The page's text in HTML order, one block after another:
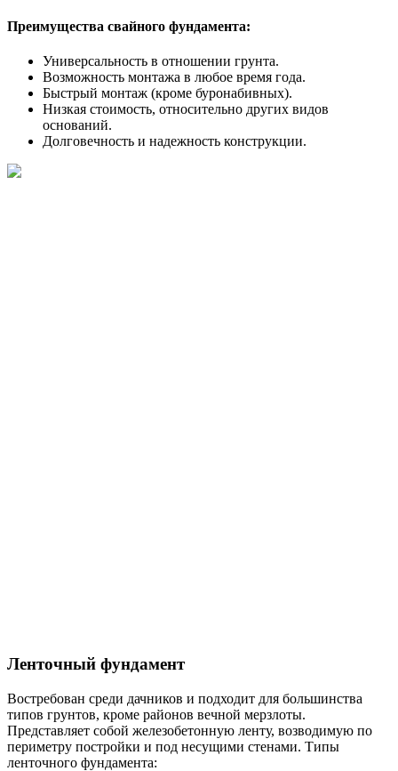
Преимущества свайного фундамента:
Универсальность в отношении грунта.
Возможность монтажа в любое время года.
Быстрый монтаж (кроме буронабивных).
Низкая стоимость, относительно других видов
оснований.
Долговечность и надежность конструкции.
Ленточный фундамент
Востребован среди дачников и подходит для большинства
типов грунтов, кроме районов вечной мерзлоты.
Представляет собой железобетонную ленту, возводимую по
периметру постройки и под несущими стенами. Типы
ленточного фундамента: